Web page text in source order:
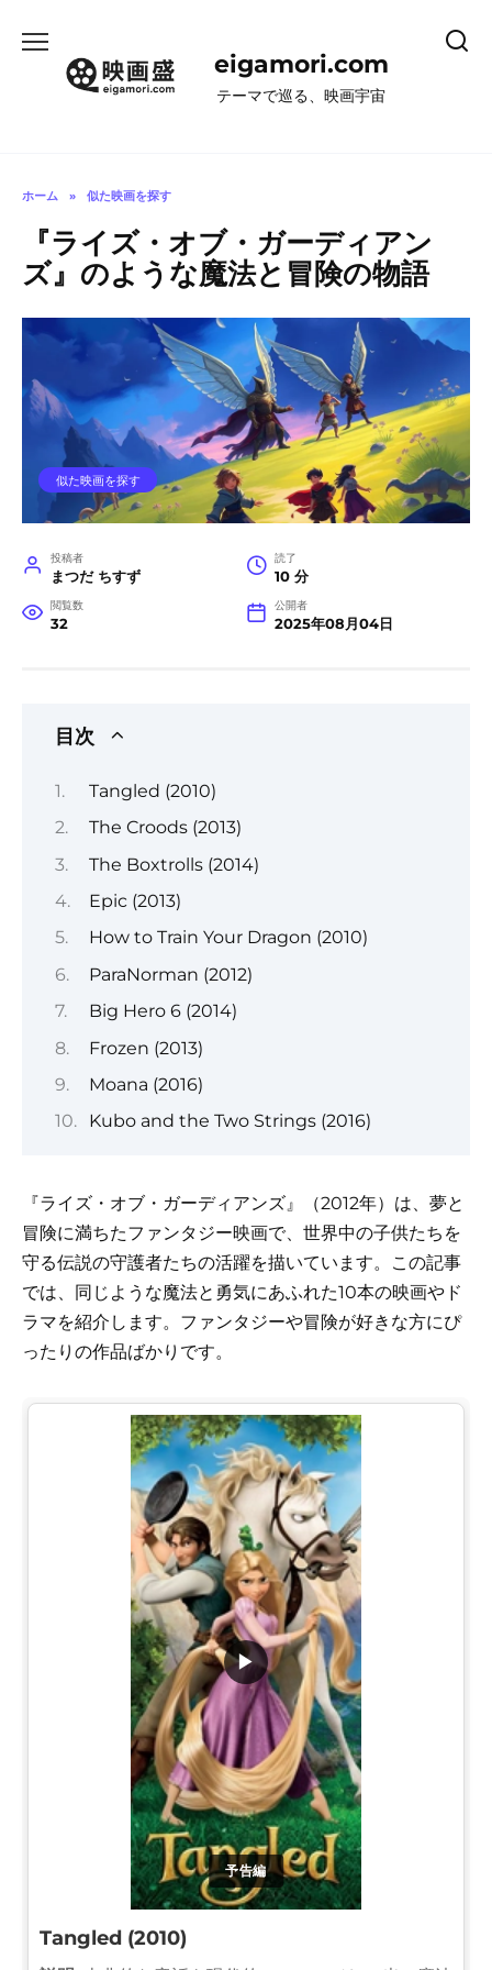
eigamori.com
テーマで巡る、映画宇宙
ホーム » 似た映画を探す
『ライズ・オブ・ガーディアン
ズ』のような魔法と冒険の物語
似た映画を探す
投稿者
まつだ ちすず
読了
10 分
閲覧数
32
公開者
2025年08月04日
目次
Tangled (2010)
The Croods (2013)
The Boxtrolls (2014)
Epic (2013)
How to Train Your Dragon (2010)
ParaNorman (2012)
Big Hero 6 (2014)
Frozen (2013)
Moana (2016)
Kubo and the Two Strings (2016)
『ライズ・オブ・ガーディアンズ』（2012年）は、夢と
冒険に満ちたファンタジー映画で、世界中の子供たちを
守る伝説の守護者たちの活躍を描いています。この記事
では、同じような魔法と勇気にあふれた10本の映画やド
ラマを紹介します。ファンタジーや冒険が好きな方にぴ
ったりの作品ばかりです。
予告編
▶
Tangled (2010)